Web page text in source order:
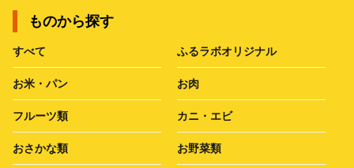
ものから探す
すべて ふるラボオリジナル
お米・パン お肉
フルーツ類 カニ・エビ
おさかな類 お野菜類